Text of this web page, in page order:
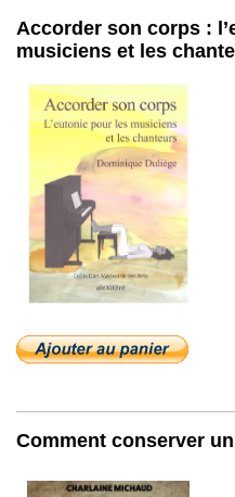
Accorder son corps :
musiciens et les
Comment conserver